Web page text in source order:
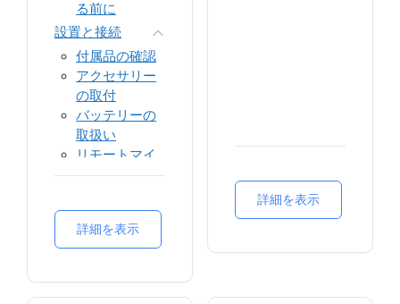
る前に
設置と接続
付属品の確認
アクセサリー
の取付
バッテリーの
取扱い
リモートマイ
クマイクの接
各部の名称・機能
基本操作
コン
操作方法
詳細を表示
詳細を表示